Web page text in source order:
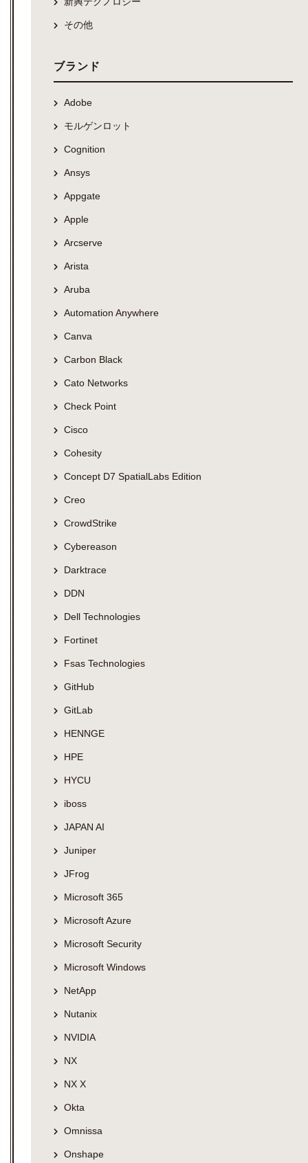
その他
ブランド
Adobe
モルゲンロット
Cognition
Ansys
Appgate
Apple
Arcserve
Arista
Aruba
Automation Anywhere
Canva
Carbon Black
Cato Networks
Check Point
Cisco
Cohesity
Concept D7 SpatialLabs Edition
Creo
CrowdStrike
Cybereason
Darktrace
DDN
Dell Technologies
Fortinet
Fsas Technologies
GitHub
GitLab
HENNGE
HPE
HYCU
iboss
JAPAN AI
Juniper
JFrog
Microsoft 365
Microsoft Azure
Microsoft Security
Microsoft Windows
NetApp
Nutanix
NVIDIA
NX
NX X
Okta
Omnissa
Onshape